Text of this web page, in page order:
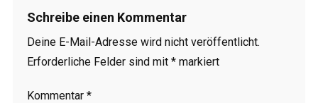
Schreibe einen Kommentar
Deine E-Mail-Adresse wird nicht veröffentlicht.
Erforderliche Felder sind mit *markiert
Kommentar *